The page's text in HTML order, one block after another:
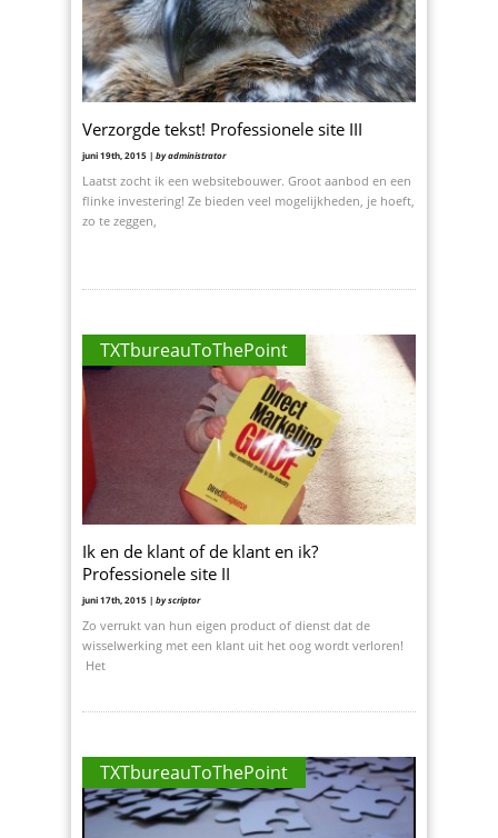
Verzorgde tekst! Professionele site III
juni 19th, 2015 | by administrator
Laatst zocht ik een websitebouwer. Groot aanbod en een
flinke investering! Ze bieden veel mogelijkheden, je hoeft,
zo te zeggen,
TXTbureauToThePoint
Ik en de klant of de klant en ik?
Professionele site II
juni 17th, 2015 | by scriptor
Zo verrukt van hun eigen product of dienst dat de
wisselwerking met een klant uit het oog wordt verloren!
Het
TXTbureauToThePoint